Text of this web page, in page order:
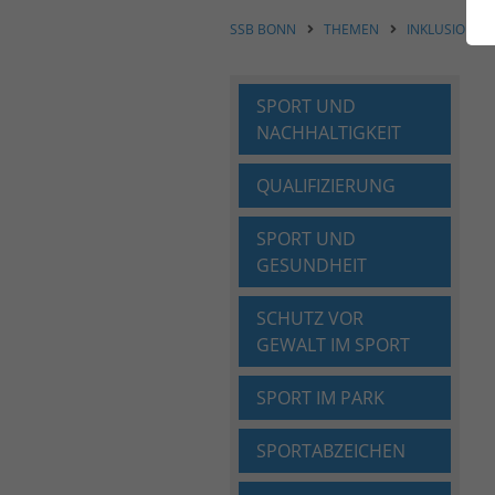
SSB BONN THEMEN INKLUSION
SPORT UND
NACHHALTIGKEIT
QUALIFIZIERUNG
SPORT UND
GESUNDHEIT
SCHUTZ VOR
GEWALT IM SPORT
SPORT IM PARK
SPORTABZEICHEN